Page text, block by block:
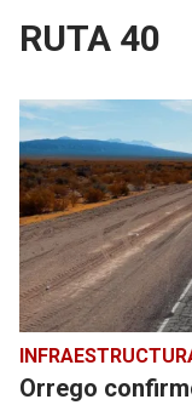
RUTA 40
Orrego